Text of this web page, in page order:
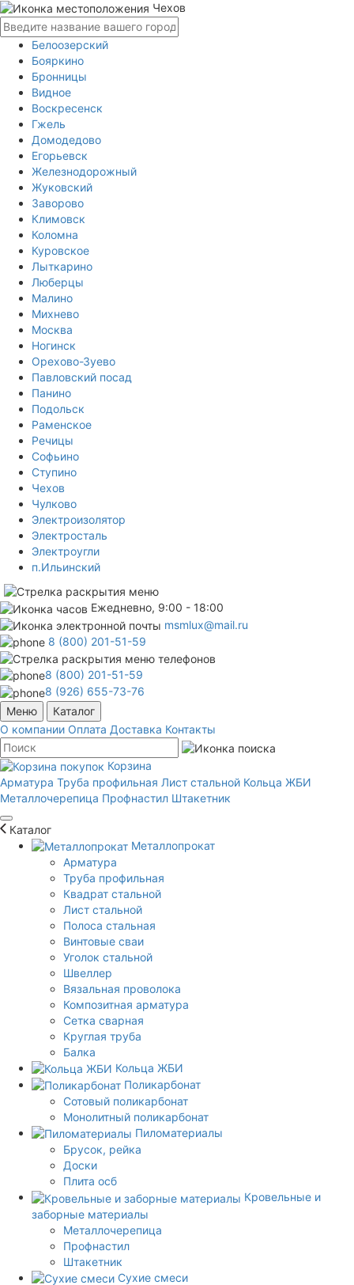
Чехов
Белоозерский
Бояркино
Бронницы
Видное
Воскресенск
Гжель
Домодедово
Егорьевск
Железнодорожный
Жуковский
Заворово
Климовск
Коломна
Куровское
Лыткарино
Люберцы
Малино
Михнево
Москва
Ногинск
Орехово-Зуево
Павловский посад
Панино
Подольск
Раменское
Речицы
Софьино
Ступино
Чехов
Чулково
Электроизолятор
Электросталь
Электроугли
п.Ильинский
Ежедневно, 9:00 - 18:00
msmlux@mail.ru
8 (800) 201-51-59
8 (800) 201-51-59
8 (926) 655-73-76
Меню
Каталог
О компании Оплата Доставка Контакты
Корзина
Арматура Труба профильная Лист стальной Кольца ЖБИ
Металлочерепица Профнастил Штакетник
Каталог
Металлопрокат
Арматура
Труба профильная
Квадрат стальной
Лист стальной
Полоса стальная
Винтовые сваи
Уголок стальной
Швеллер
Вязальная проволока
Композитная арматура
Сетка сварная
Круглая труба
Балка
Кольца ЖБИ
Поликарбонат
Сотовый поликарбонат
Монолитный поликарбонат
Пиломатериалы
Брусок, рейка
Доски
Плита осб
Кровельные и
заборные материалы
Металлочерепица
Профнастил
Штакетник
Сухие смеси